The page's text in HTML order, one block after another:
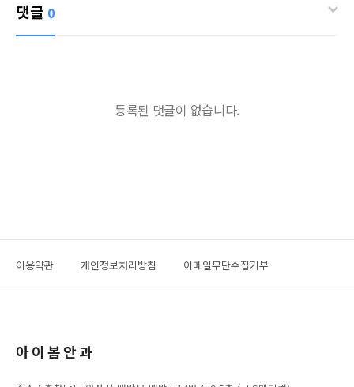
댓글 0
등록된 댓글이 없습니다.
이용약관 개인정보처리방침 이메일무단수집거부
아이봄안과